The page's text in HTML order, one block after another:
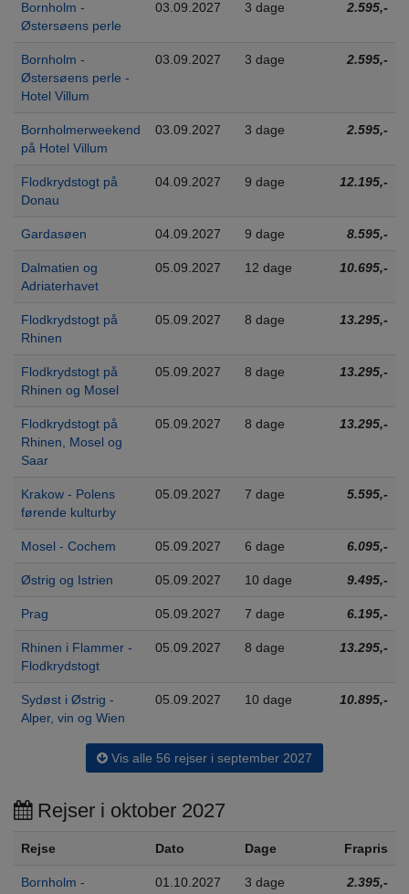
Bornholm -
Østersøens perle
03.09.2027 3 dage 2.595,-
Bornholm -
Østersøens perle -
Hotel Villum
03.09.2027 3 dage 2.595,-
Bornholmerweekend
på Hotel Villum
03.09.2027 3 dage 2.595,-
Flodkrydstogt på
Donau
04.09.2027 9 dage 12.195,-
Gardasøen 04.09.2027 9 dage 8.595,-
Dalmatien og
Adriaterhavet
05.09.2027 12 dage 10.695,-
Flodkrydstogt på
Rhinen
05.09.2027 8 dage 13.295,-
Flodkrydstogt på
Rhinen og Mosel
05.09.2027 8 dage 13.295,-
Flodkrydstogt på
Rhinen, Mosel og
Saar
05.09.2027 8 dage 13.295,-
Krakow - Polens
førende kulturby
05.09.2027 7 dage 5.595,-
Mosel - Cochem 05.09.2027 6 dage 6.095,-
Østrig og Istrien 05.09.2027 10 dage 9.495,-
Prag 05.09.2027 7 dage 6.195,-
Rhinen i Flammer -
Flodkrydstogt
05.09.2027 8 dage 13.295,-
Sydøst i Østrig -
Alper, vin og Wien
05.09.2027 10 dage 10.895,-
Vis alle 56 rejser i september 2027
Rejser i oktober 2027
Rejse Dato Dage Frapris
Bornholm -
01.10.2027 3 dage 2.395,-